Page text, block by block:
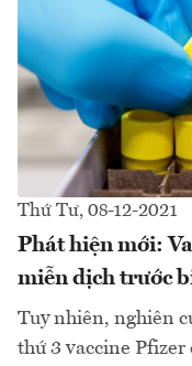
Thứ Tư, 08-12-2021
Phát hiện mới:
miễn dịch trước
Tuy nhiên, nghiên
thứ 3 vaccine Pfizer